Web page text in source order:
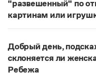
Новости и события
Статьи
Лекции и подкасты
Рекомендуем
"развешенный" по
картинам или
Нашответ2014 года
то игнорируют
словарей русского
Добрый день,
склоняется ли
Ребежа